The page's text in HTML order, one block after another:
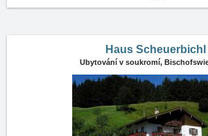
Haus Scheuerbichl
Ubytování v soukromí,